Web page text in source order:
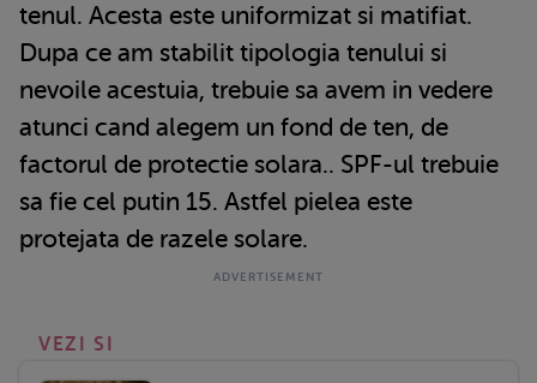
tenul. Acesta este uniformizat si matifiat.
Dupa ce am stabilit tipologia tenului si
nevoile acestuia, trebuie sa avem in vedere
atunci cand alegem un fond de ten, de
factorul de protectie solara.. SPF-ul trebuie
sa fie cel putin 15. Astfel pielea este
protejata de razele solare.
VEZI SI